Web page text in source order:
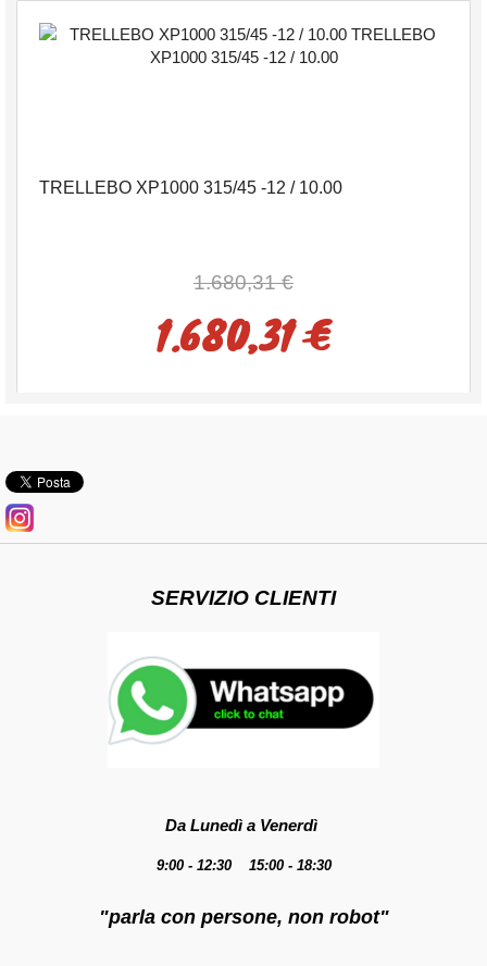
TRELLEBO XP1000 315/45 -12 / 10.00
1.680,31 €
1.680,31 €
SERVIZIO CLIENTI
Da Lunedì a Venerdì
9:00 - 12:30 15:00 - 18:30
"parla con persone, non robot"